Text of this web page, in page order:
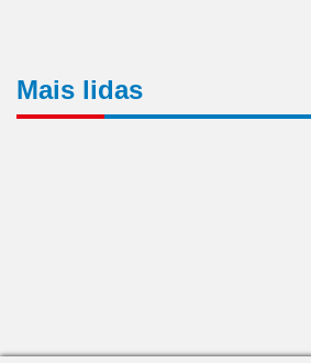
Mais lidas